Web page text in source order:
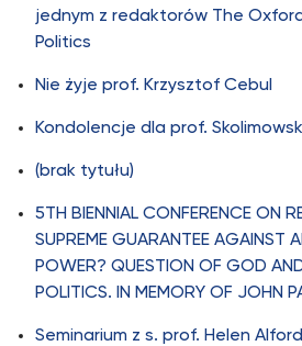
jednym z redaktorów The
Politics
Nie żyje prof. Krzysztof Cebul
Kondolencje dla prof.
(brak tytułu)
5TH BIENNIAL CONFERENCE ON
SUPREME GUARANTEE AGAINST
POWER? QUESTION OF GOD
POLITICS. IN MEMORY OF JOHN
Seminarium z s. prof. Helen